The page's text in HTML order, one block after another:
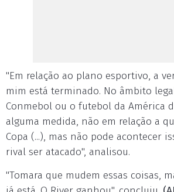
"Em relação ao plano esportivo, a
mim está terminado. No âmbito
Conmebol ou o futebol da América
alguma medida, não em relação a
Copa (...), mas não pode acontecer
rival ser atacado", analisou.
"Tomara que mudem essas coisas,